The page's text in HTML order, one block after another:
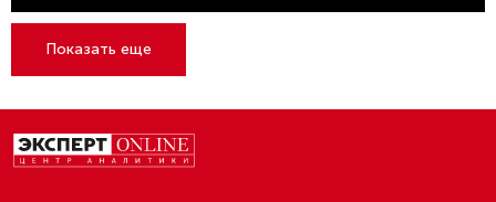
Показать еще